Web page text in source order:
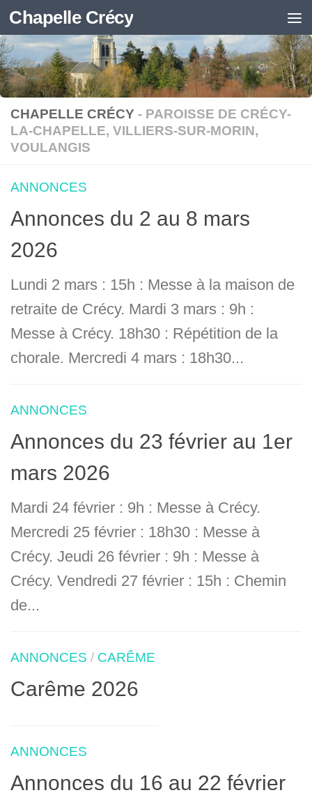
Skip to content
Chapelle Crécy
CHAPELLE CRÉCY - PAROISSE DE CRÉCY-
LA-CHAPELLE, VILLIERS-SUR-MORIN,
VOULANGIS
ANNONCES
Annonces du 2 au 8 mars
2026
Lundi 2 mars : 15h : Messe à la maison de
retraite de Crécy. Mardi 3 mars : 9h :
Messe à Crécy. 18h30 : Répétition de la
chorale. Mercredi 4 mars : 18h30...
ANNONCES
Annonces du 23 février au 1er
mars 2026
Mardi 24 février : 9h : Messe à Crécy.
Mercredi 25 février : 18h30 : Messe à
Crécy. Jeudi 26 février : 9h : Messe à
Crécy. Vendredi 27 février : 15h : Chemin
de...
ANNONCES / CARÊME
Carême 2026
ANNONCES
Annonces du 16 au 22 février